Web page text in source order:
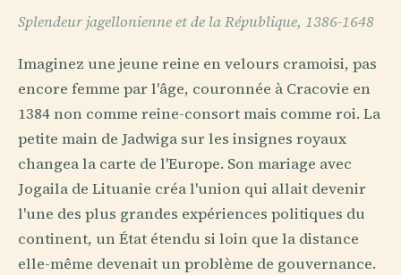
Splendeur jagellonienne et de la République, 1386-1648
Imaginez une jeune reine en velours cramoisi, pas
encore femme par l'âge, couronnée à Cracovie en
1384 non comme reine-consort mais comme roi. La
petite main de Jadwiga sur les insignes royaux
changea la carte de l'Europe. Son mariage avec
Jogaila de Lituanie créa l'union qui allait devenir
l'une des plus grandes expériences politiques du
continent, un État étendu si loin que la distance
elle-même devenait un problème de gouvernance.